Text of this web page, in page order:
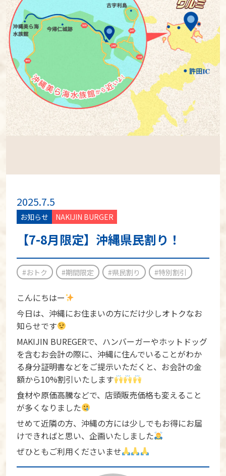
2025.7.5
お知らせ NAKIJIN BURGER
【7-8月限定】沖縄県民割り！
#おトク #期間限定 #県民割り #特別割引
こんにちはー
今日は、沖縄にお住まいの方にだけ少しオトクなお
知らせです
MAKIJIN BUREGERで、ハンバーガーやホットドッグ
を含むお会計の際に、沖縄に住んでいることがわか
る身分証明書などをご提示いただくと、お会計の金
額から10%割引いたします
食材や原価高騰などで、店頭販売価格も変えること
が多くなりました
せめて近隣の方、沖縄の方には少しでもお得にお届
けできればと思い、企画いたしました
ぜひともご利用くださいませ